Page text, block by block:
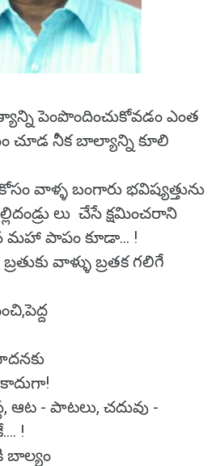
పెంపొందించుకోవడం ఎంత
చూడ నీక బాల్యాన్ని కూలి
వాళ్ళ బంగారు భవిష్యత్తును
లు చేసే క్షమించరాని
పాపం కూడా... !
వాళ్ళు బ్రతక గలిగే
- పాటలు, చదువు -
!
బాల్యం